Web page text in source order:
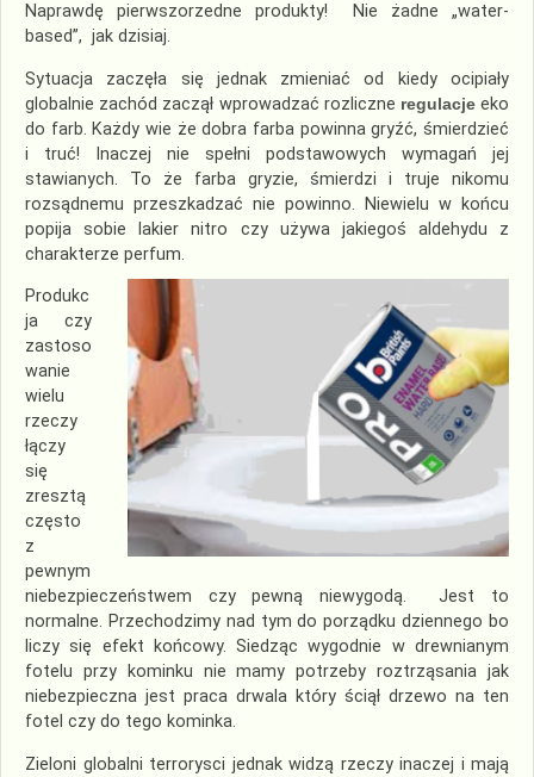
Naprawdę pierwszorzedne produkty! Nie żadne „water-
based”, jak dzisiaj.
Sytuacja zaczęła się jednak zmieniać od kiedy ocipiały
globalnie zachód zaczął wprowadzać rozliczne regulacjeeko
do farb. Każdy wie że dobra farba powinna gryźć, śmierdzieć
i truć! Inaczej nie spełni podstawowych wymagań jej
stawianych. To że farba gryzie, śmierdzi i truje nikomu
rozsądnemu przeszkadzać nie powinno. Niewielu w końcu
popija sobie lakier nitro czy używa jakiegoś aldehydu z
charakterze perfum.
Produkc
ja czy
zastoso
wanie
wielu
rzeczy
łączy
się
zresztą
często
z
pewnym
niebezpieczeństwem czy pewną niewygodą. Jest to
normalne. Przechodzimy nad tym do porządku dziennego bo
liczy się efekt końcowy. Siedząc wygodnie w drewnianym
fotelu przy kominku nie mamy potrzeby roztrząsania jak
niebezpieczna jest praca drwala który ściął drzewo na ten
fotel czy do tego kominka.
Zieloni globalni terrorysci jednak widzą rzeczy inaczej i mają